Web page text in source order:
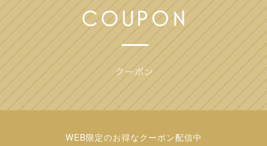
WEB限定のお得なクーポン配信中